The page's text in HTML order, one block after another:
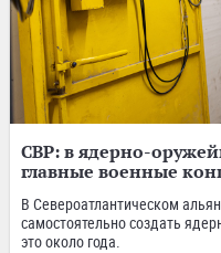
СВР: в ядерно-
главные военные
В Североатлантическом
самостоятельно создать
это около года.